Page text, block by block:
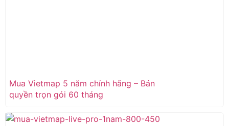
Mua Vietmap 5 năm chính hãng – Bản
quyền trọn gói 60 tháng